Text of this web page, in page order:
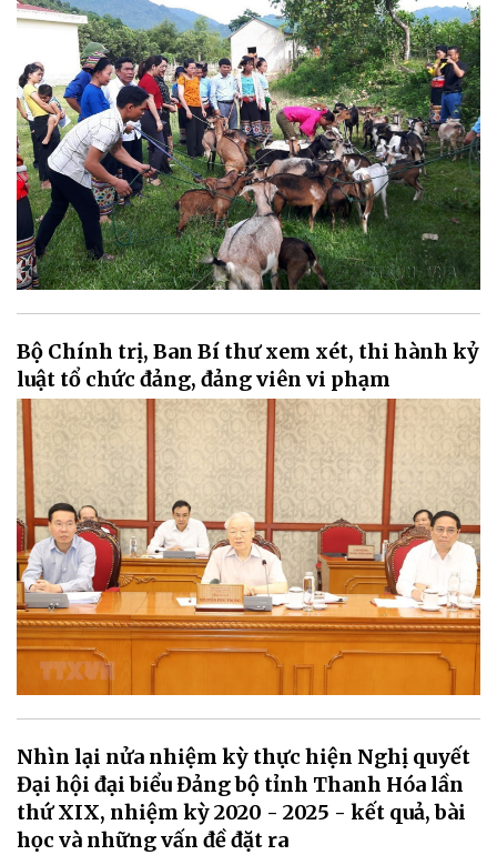
Bộ Chính trị, Ban Bí thư xem xét, thi hành kỷ
luật tổ chức đảng, đảng viên vi phạm
Nhìn lại nửa nhiệm kỳ thực hiện Nghị quyết
Đại hội đại biểu Đảng bộ tỉnh Thanh Hóa lần
thứ XIX, nhiệm kỳ 2020 - 2025 - kết quả, bài
học và những vấn đề đặt ra